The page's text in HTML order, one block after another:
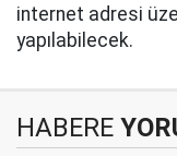
internet adresi
yapılabilecek.
HABERE